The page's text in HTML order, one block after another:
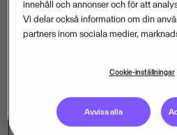
fraktområdet och med det
även kunna erbjuda sina
– DHL Freight möter våra högt
innehåll och annonser och för att
Vi delar också information om din
partners inom sociala medier,
Cookie-inställningar
Avvisa alla